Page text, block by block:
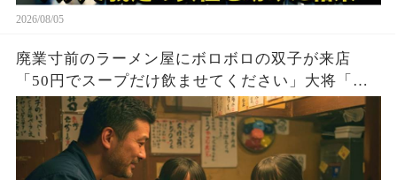
2026/08/05
廃業寸前のラーメン屋にボロボロの双子が来店
「50円でスープだけ飲ませてください」大将「大
盛り2つどうぞ！」→20年後、双子「お久しぶりで
す」実はこの子達…